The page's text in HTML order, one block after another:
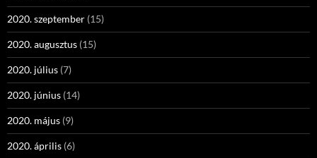
2020. szeptember (15)
2020. augusztus (15)
2020. július (7)
2020. június (14)
2020. május (9)
2020. április (6)